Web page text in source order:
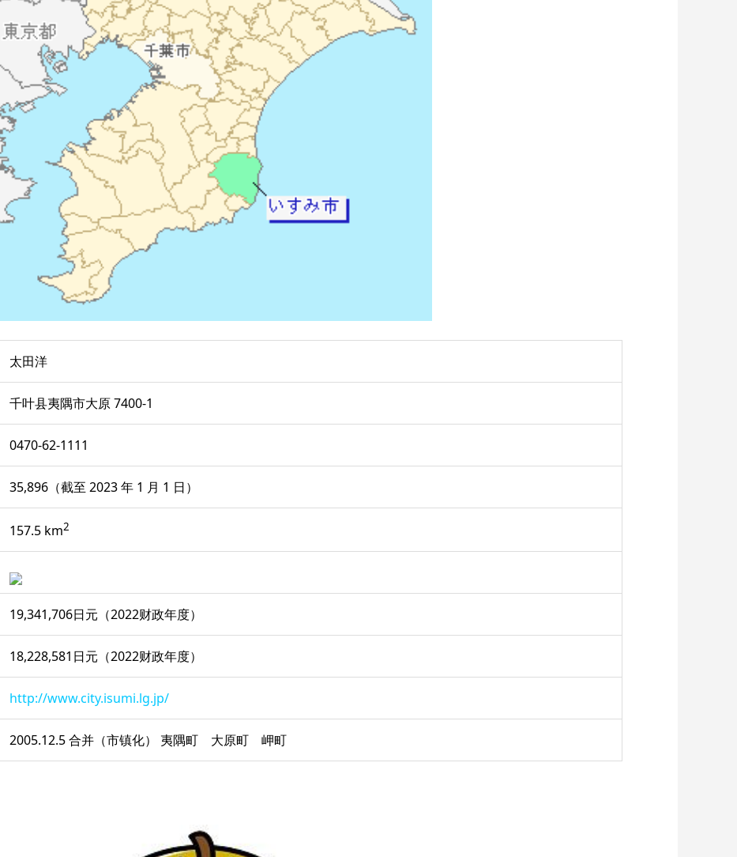
太田洋
千叶县夷隅市大原 7400-1
0470-62-1111
35,896（截至 2023 年 1 月 1 日）
157.5 km2
19,341,706日元（2022财政年度）
18,228,581日元（2022财政年度）
http://www.city.isumi.lg.jp/
2005.12.5 合并（市镇化） 夷隅町 大原町 岬町